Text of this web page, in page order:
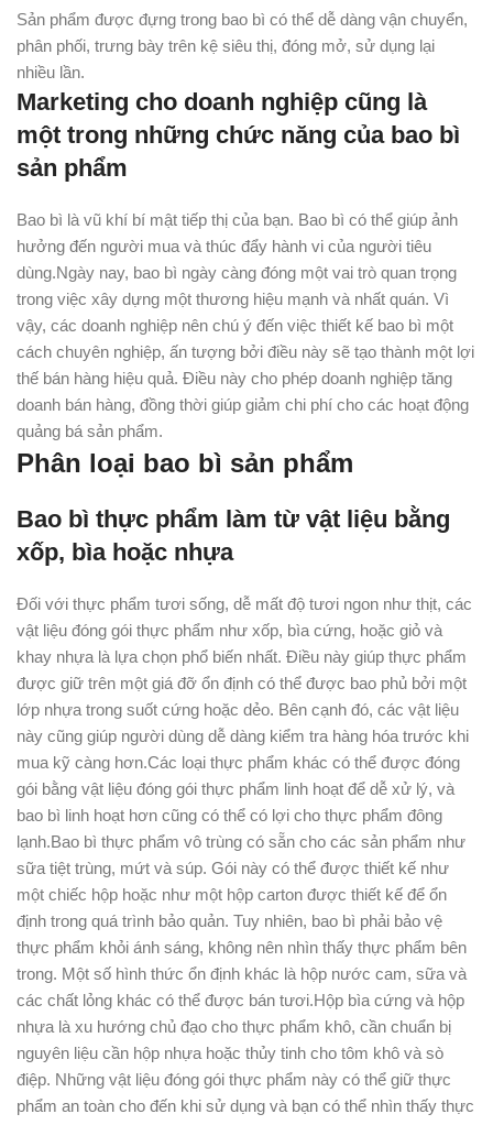
Sản phẩm được đựng trong bao bì có thể dễ dàng vận chuyển,
phân phối, trưng bày trên kệ siêu thị, đóng mở, sử dụng lại
nhiều lần.
Marketing cho doanh nghiệp cũng là
một trong những chức năng của bao bì
sản phẩm
Bao bì là vũ khí bí mật tiếp thị của bạn. Bao bì có thể giúp ảnh
hưởng đến người mua và thúc đẩy hành vi của người tiêu
dùng.Ngày nay, bao bì ngày càng đóng một vai trò quan trọng
trong việc xây dựng một thương hiệu mạnh và nhất quán. Vì
vậy, các doanh nghiệp nên chú ý đến việc thiết kế bao bì một
cách chuyên nghiệp, ấn tượng bởi điều này sẽ tạo thành một lợi
thế bán hàng hiệu quả. Điều này cho phép doanh nghiệp tăng
doanh bán hàng, đồng thời giúp giảm chi phí cho các hoạt động
quảng bá sản phẩm.
Phân loại bao bì sản phẩm
Bao bì thực phẩm làm từ vật liệu bằng
xốp, bìa hoặc nhựa
Đối với thực phẩm tươi sống, dễ mất độ tươi ngon như thịt, các
vật liệu đóng gói thực phẩm như xốp, bìa cứng, hoặc giỏ và
khay nhựa là lựa chọn phổ biến nhất. Điều này giúp thực phẩm
được giữ trên một giá đỡ ổn định có thể được bao phủ bởi một
lớp nhựa trong suốt cứng hoặc dẻo. Bên cạnh đó, các vật liệu
này cũng giúp người dùng dễ dàng kiểm tra hàng hóa trước khi
mua kỹ càng hơn.Các loại thực phẩm khác có thể được đóng
gói bằng vật liệu đóng gói thực phẩm linh hoạt để dễ xử lý, và
bao bì linh hoạt hơn cũng có thể có lợi cho thực phẩm đông
lạnh.Bao bì thực phẩm vô trùng có sẵn cho các sản phẩm như
sữa tiệt trùng, mứt và súp. Gói này có thể được thiết kế như
một chiếc hộp hoặc như một hộp carton được thiết kế để ổn
định trong quá trình bảo quản. Tuy nhiên, bao bì phải bảo vệ
thực phẩm khỏi ánh sáng, không nên nhìn thấy thực phẩm bên
trong. Một số hình thức ổn định khác là hộp nước cam, sữa và
các chất lỏng khác có thể được bán tươi.Hộp bìa cứng và hộp
nhựa là xu hướng chủ đạo cho thực phẩm khô, cần chuẩn bị
nguyên liệu cần hộp nhựa hoặc thủy tinh cho tôm khô và sò
điệp. Những vật liệu đóng gói thực phẩm này có thể giữ thực
phẩm an toàn cho đến khi sử dụng và bạn có thể nhìn thấy thực